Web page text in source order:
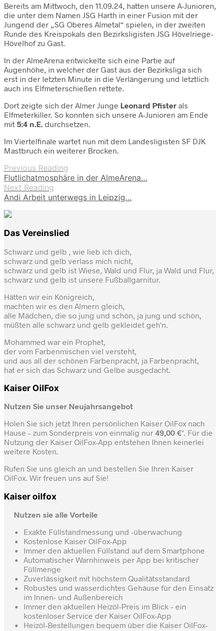
Bereits am Mittwoch, den 11.09.24, hatten unsere A-Junioren,
die unter dem Namen JSG Harth in einer Fusion mit der
Jungend der „SG Oberes Almetal“ spielen, in der zweiten
Runde des Kreispokals den Bezirksligisten JSG Hövelriege-
Hövelhof zu Gast.
In der AlmeArena entwickelte sich eine Partie auf
Augenhöhe, in welcher der Gast aus der Bezirksliga sich
erst in der letzten Minute in die Verlängerung und letztlich
auch ins Elfmeterschießen rettete.
Dort zeigte sich der Almer Junge Leonard Pfister als
Elfmeterkiller. So konnten sich unsere A-Junioren am Ende
mit 5:4 n.E. durchsetzen.
Im Viertelfinale wartet nun mit dem Landesligisten SF DJK
Mastbruch ein weiterer Brocken.
Previous Reading
Flutlichatmosphäre in der AlmeArena…
Next Reading
Andi Arbeit unterwegs in Leipzig…
Das Vereinslied
Schwarz und gelb , wie lieb ich dich,
schwarz und gelb verlass mich nicht,
schwarz und gelb ist Wiese, Wald und Flur, ja Wald und Flur,
schwarz und gelb ist unsere Fußballgarnitur.
Hätten wir ein Königreich,
machten wir es den Almern gleich,
alle Mädchen, die so jung und schön, ja jung und schön,
müßten alle schwarz und gelb gekleidet geh'n.
Mohammed war ein Prophet,
der vom Farbenmischen viel versteht,
und aus all der schönen Farbenpracht, ja Farbenpracht,
hat er sich das Schwarz und Gelbe ausgedacht.
Kaiser OilFox
Nutzen Sie unser Neujahrsangebot
Holen Sie sich jetzt Ihren persönlichen Kaiser OilFox nach
Hause – zum Sonderpreis von einmalig nur 49,00 €*. Für die
Nutzung der Kaiser OilFox-App entstehen Ihnen keinerlei
weitere Kosten.
Rufen Sie uns gleich an und bestellen Sie Ihren Kaiser
OilFox. Wir freuen uns auf Sie!
Kaiser oilfox
Nutzen sie alle Vorteile
Exakte Füllstandmessung und -überwachung
Kostenlose Kaiser OilFox-App
Immer den aktuellen Füllstand auf dem Smartphone
Automatischer Warnhinweis per App bei kritischer
Füllmenge
Zuverlässigkeit mit höchstem Qualitätsstandard
Robustes und wasserdichtes Gehäuse für den Einsatz
im Innen- und Außenbereich
Immer den aktuellen Heizöl-Preis im Blick – ein
kostenloser Service der Kaiser OilFox-App
Heizöl-Bestellungen bequem über die Kaiser OilFox-